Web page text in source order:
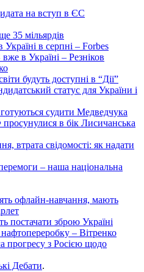
на вступ в ЄС
35 мільярдів
в серпні – Forbes
в Україні – Резніков
будуть доступні в “Дії”
статус для України і
судити Медведчука
в бік Лисичанська
втрата свідомості: як надати
– наша національна
офлайн-навчання, мають
зброю Україні
– Вітренко
прогресу з Росією щодо
Дебати.